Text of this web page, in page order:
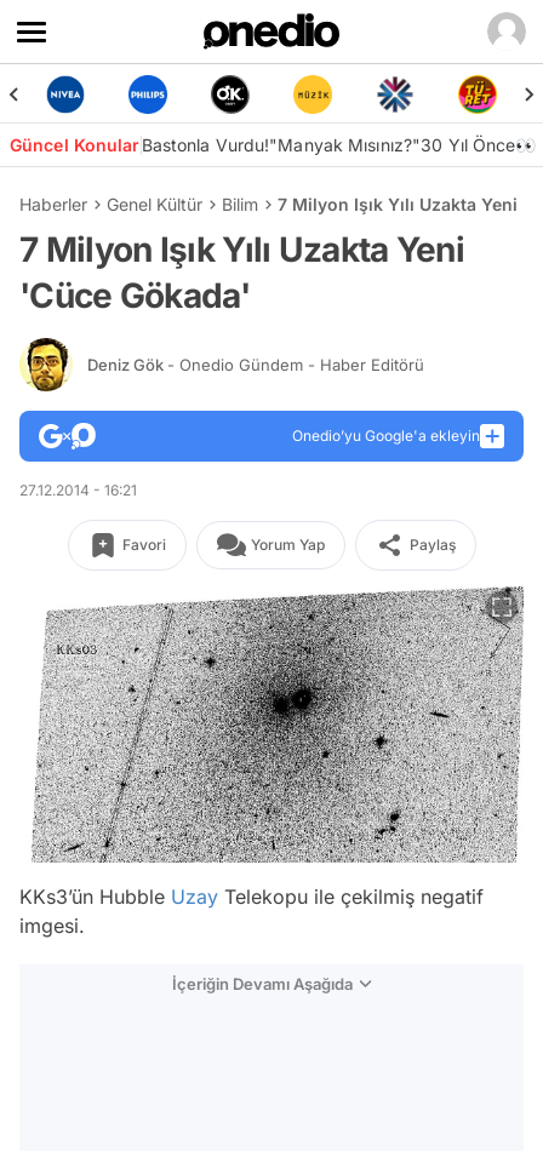
Güncel KonularBastonla Vurdu!"Manyak Mısınız?"30 Yıl Önce👀
Haberler Genel Kültür Bilim 7 Milyon Işık Yılı Uzakta Yeni
7 Milyon Işık Yılı Uzakta Yeni
'Cüce Gökada'
Deniz Gök - Onedio Gündem - Haber Editörü
Onedio’yu Google'a ekleyin
27.12.2014 - 16:21
Favori Yorum Yap Paylaş
KKs3’ün Hubble Uzay Telekopu ile çekilmiş negatif
imgesi.
İçeriğin Devamı Aşağıda